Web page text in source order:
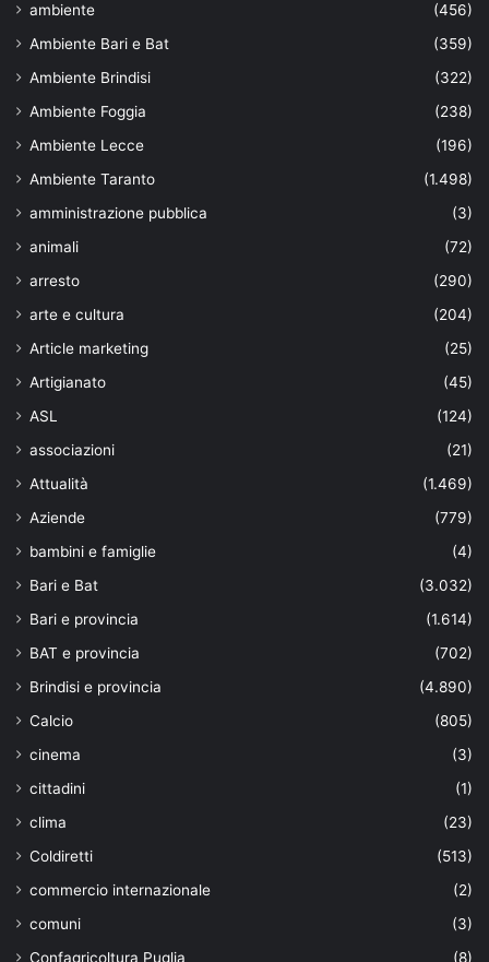
ambiente
(456)
Ambiente Bari e Bat
(359)
Ambiente Brindisi
(322)
Ambiente Foggia
(238)
Ambiente Lecce
(196)
Ambiente Taranto
(1.498)
amministrazione pubblica
(3)
animali
(72)
arresto
(290)
arte e cultura
(204)
Article marketing
(25)
Artigianato
(45)
ASL
(124)
associazioni
(21)
Attualità
(1.469)
Aziende
(779)
bambini e famiglie
(4)
Bari e Bat
(3.032)
Bari e provincia
(1.614)
BAT e provincia
(702)
Brindisi e provincia
(4.890)
Calcio
(805)
cinema
(3)
cittadini
(1)
clima
(23)
Coldiretti
(513)
commercio internazionale
(2)
comuni
(3)
Confagricoltura Puglia
(8)